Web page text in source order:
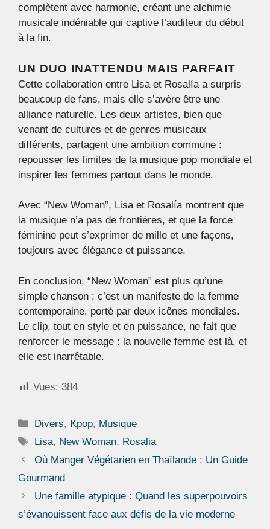
complètent avec harmonie, créant une alchimie
musicale indéniable qui captive l’auditeur du début
à la fin.
UN DUO INATTENDU MAIS PARFAIT
Cette collaboration entre Lisa et Rosalía a surpris
beaucoup de fans, mais elle s’avère être une
alliance naturelle. Les deux artistes, bien que
venant de cultures et de genres musicaux
différents, partagent une ambition commune :
repousser les limites de la musique pop mondiale et
inspirer les femmes partout dans le monde.
Avec “New Woman”, Lisa et Rosalía montrent que
la musique n’a pas de frontières, et que la force
féminine peut s’exprimer de mille et une façons,
toujours avec élégance et puissance.
En conclusion, “New Woman” est plus qu’une
simple chanson ; c’est un manifeste de la femme
contemporaine, porté par deux icônes mondiales.
Le clip, tout en style et en puissance, ne fait que
renforcer le message : la nouvelle femme est là, et
elle est inarrêtable.
Vues: 384
Catégories
Divers, Kpop, Musique
Étiquettes
Lisa, New Woman, Rosalia
Où Manger Végétarien en Thaïlande : Un Guide
Gourmand
Une famille atypique : Quand les superpouvoirs
s’évanouissent face aux défis de la vie moderne